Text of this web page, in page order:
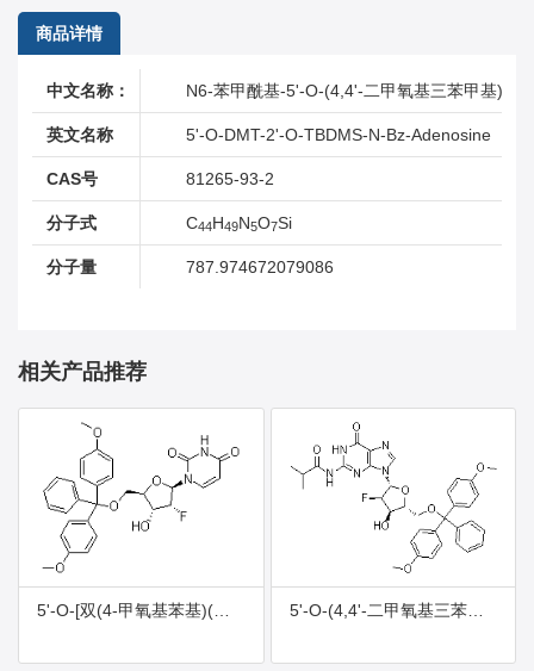
商品详情
中文名称： N6-苯甲酰基-5'-O-(4,4'-二甲氧基三苯甲基)-
英文名称 5'-O-DMT-2'-O-TBDMS-N-Bz-Adenosine
CAS号 81265-93-2
分子式 C44H49N5O7Si
分子量 787.974672079086
相关产品推荐
5'-O-(4,4'-二甲氧基三苯甲基)-N2-异丁酰基-2'-氟脱氧鸟苷